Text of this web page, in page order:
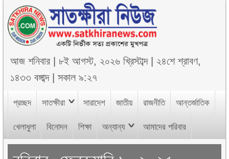
আজশনিবার ৮ই আগস্ট, ২০২৬ খ্রিস্টাব্দ| ২৪শে শ্রাবণ,
১৪৩৩ বঙ্গাব্দ|সকাল ৯:২৭
প্রচ্ছদ সাতক্ষীরা সারাদেশ জাতীয় রাজনীতি আন্তর্জাতিক
খেলাধুলা বিনোদন শিক্ষা অন্যান্য আমাদের পরিবার